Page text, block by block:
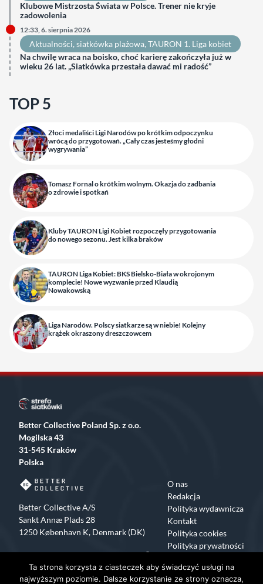
Klubowe Mistrzosta Świata w Polsce. Trener nie kryje
zadowolenia
12:33, 6. sierpnia 2026
Aktualności, siatkówka plażowa, TAURON 1. Liga kobiet
Na chwilę wraca na boisko, choć karierę zakończyła już w
wieku 26 lat. „Siatkówka przestała dawać mi radość”
TOP 5
Złoci medaliści Ligi Narodów po krótkim odpoczynku
wrócą do przygotowań. „Cały czas jesteśmy głodni
wygrywania”
Tomasz Fornal o krótkim wolnym. Okazja do zadbania
o zdrowie i spotkań
Kluby TAURON Ligi Kobiet rozpoczęły przygotowania
do nowego sezonu. Jest kilka braków
TAURON Liga Kobiet: BKS Bielsko-Biała w okrojonym
komplecie! Nowe wyzwanie przed Klaudią
Nowakowską
Liga Narodów. Polscy siatkarze są w niebie! Kolejny
krążek okraszony dreszczowcem
Better Collective Poland Sp. z o.o.
Mogilska 43
31-545 Kraków
Polska
Better Collective A/S
Sankt Annæ Plads 28
1250 København K, Denmark (DK)
O nas
Redakcja
Polityka wydawnicza
Kontakt
Polityka cookies
Polityka prywatności
Facebook
X Instagram
TikTok
Copyrights 2015-2024 Strefa Siatkówki All rights reserved
Ta strona korzysta z ciasteczek aby świadczyć usługi na
najwyższym poziomie. Dalsze korzystanie ze strony oznacza,